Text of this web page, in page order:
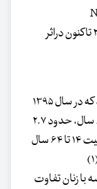
۱۴.۸۵ درصد از مرگ‌ومیرها در آمریکا از ابتدای ۲۰۲۲ تاکنون دراثر
در ایران نیز طبق آخرین «پیمایش ملی شیوع اعتیاد» که در سال ۱۳۹۵
اعلام شد، شیوع مصرف الکل در جمعیت ۱۴ تا ۶۴ سال، حدود ۲.۷
درصد برآورد شد. به این معنا که ۲.۷ درصد از جمعیت ۱۴ تا ۶۴ سال
با زنان تفاوت